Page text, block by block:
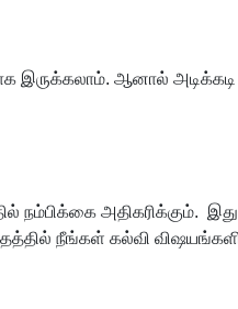
இருக்கலாம். ஆனால்
அதிகரிக்கும். இது
நீங்கள் கல்வி